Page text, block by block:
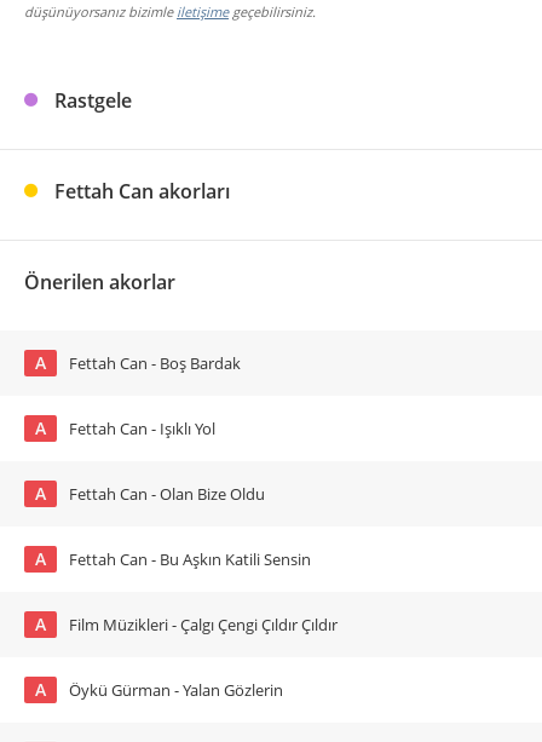
düşünüyorsanız bizimle iletişimegeçebilirsiniz.
Rastgele
Fettah Can akorları
Önerilen akorlar
A Fettah Can - Boş Bardak
A Fettah Can - Işıklı Yol
A Fettah Can - Olan Bize Oldu
A Fettah Can - Bu Aşkın Katili Sensin
A Film Müzikleri - Çalgı Çengi Çıldır Çıldır
A Öykü Gürman - Yalan Gözlerin